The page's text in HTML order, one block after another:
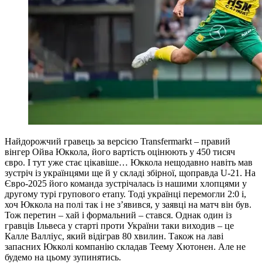
Найдорожчий гравець за версією Transfermarkt – правий
вінгер Ойва Юккола, його вартість оцінюють у 450 тисяч
євро. І тут уже стає цікавіше… Юккола нещодавно навіть мав
зустріч із українцями ще й у складі збірної, щоправда U-21. На
Євро-2025 його команда зустрічалась із нашими хлопцями у
другому турі групового етапу. Тоді українці перемогли 2:0 і,
хоч Юккола на полі так і не з’явився, у заявці на матч він був.
Тож перетин – хай і формальний – стався. Однак один із
гравців Ільвеса у старті проти України таки виходив – це
Калле Валліус, який відіграв 80 хвилин. Також на лаві
запасних Юкколі компанію складав Теему Хютонен. Але не
будемо на цьому зупинятись.